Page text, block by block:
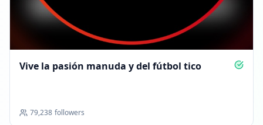
Vive la pasión manuda y del fútbol tico
79,238 followers